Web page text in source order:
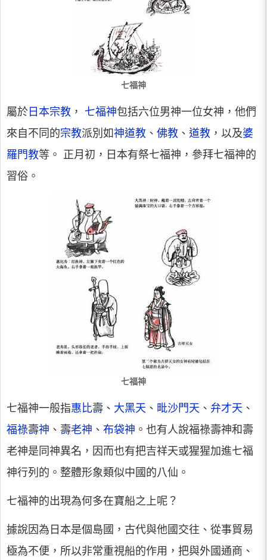
七福神
屬於 日本宗教 ， 七福神包括六位男神一位女神，他們
來自不同的宗教派別如神道教 、 佛教 、 道教 ，以及婆
羅門教等。 正月初，日本有祭七福神，參拜七福神的
習俗。
七福神
七福神一般指惠比壽 、 大黑天 、 毗沙門天 、 弁才天 、
福祿壽神 、 壽老神 、 布袋神 。也有人說福祿壽神和壽
老神是同神異名，因而也有把吉祥天或猩猩加進七福
神行列的。整體形象類似中國的八仙。
七福神的出現為何多在寶船之上呢？
據說因為日本是個島國，古代與他國交往、從事貿易
極為不便，所以非常重視船的作用，把與外國通商、